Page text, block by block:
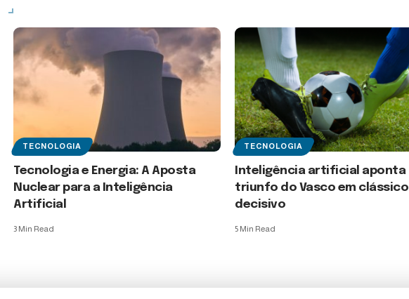
TECNOLOGIA
Tecnologia e Energia: A Aposta
Nuclear para a Inteligência
Artificial
3 Min Read
TECNOLOGIA
Inteligência artificial aponta
triunfo do Vasco em clássico
decisivo
5 Min Read